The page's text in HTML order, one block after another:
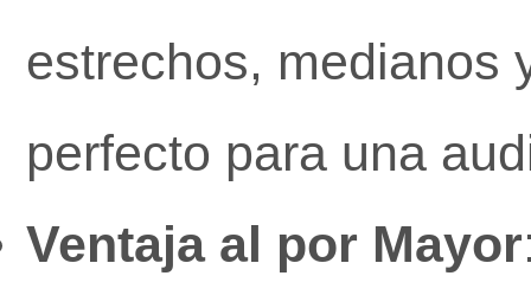
estrechos, medianos
perfecto para una
Ventaja al por Mayor